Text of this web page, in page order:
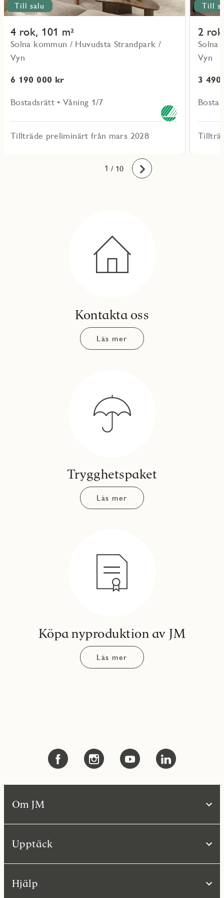
Till salu
4 rok, 101 m²
Solna kommun / Huvudsta Strandpark /
Vyn
6 190 000 kr
Bostadsrätt • Våning 1/7
Tillträde preliminärt från mars 2028
Till
2
Solna
Vyn
3
1
2
3
4
5
6
7
8
9
10 / 10 Framåt
Kontakta oss
Läs mer
Trygghetspaket
Läs mer
Köpa nyproduktion av JM
Läs mer
Om JM
Upptäck
Hjälp